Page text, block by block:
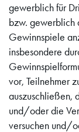
gewerblich für
bzw. gewerblich
Gewinnspiele
insbesondere
vor, Teilnehmer
auszuschließen,
und/oder die
versuchen und/